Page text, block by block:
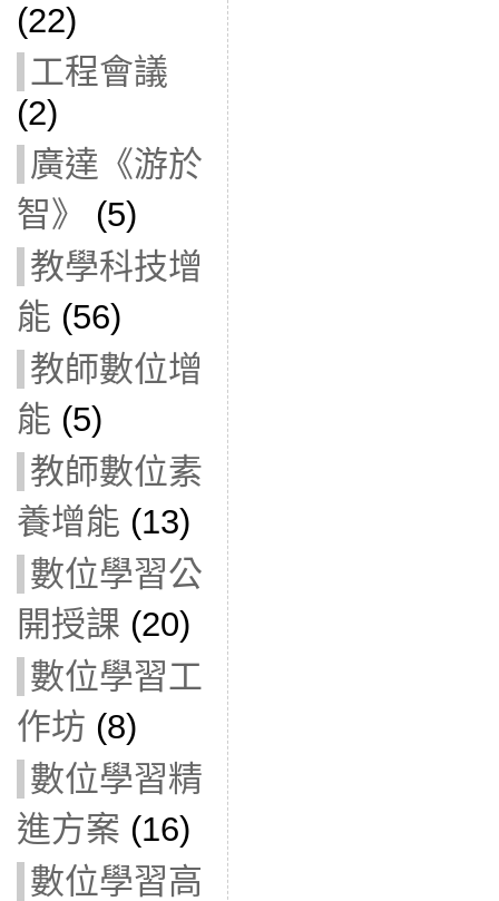
(22)
工程會議
(2)
廣達《游於
智》
(5)
教學科技增
能 (56)
教師數位增
能 (5)
教師數位素
養增能 (13)
數位學習公
開授課 (20)
數位學習工
作坊 (8)
數位學習精
進方案 (16)
數位學習高